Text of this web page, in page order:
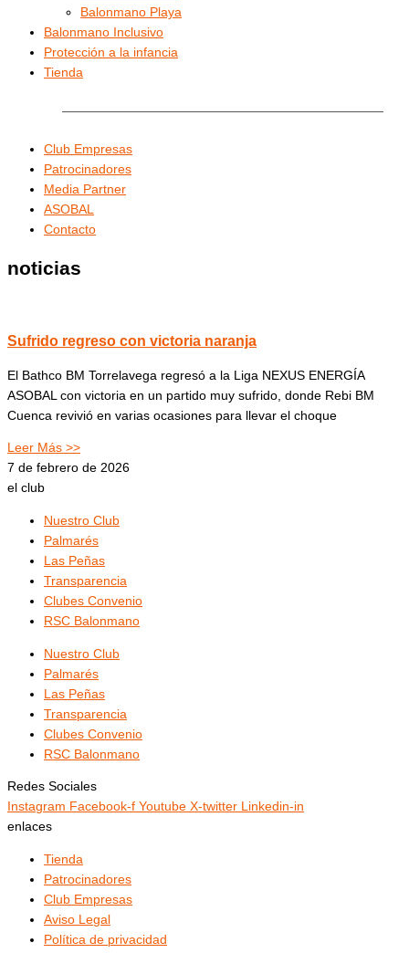
Balonmano Playa
Balonmano Inclusivo
Protección a la infancia
Tienda
Club Empresas
Patrocinadores
Media Partner
ASOBAL
Contacto
noticias
Sufrido regreso con victoria naranja
El Bathco BM Torrelavega regresó a la Liga NEXUS ENERGÍA
ASOBAL con victoria en un partido muy sufrido, donde Rebi BM
Cuenca revivió en varias ocasiones para llevar el choque
Leer Más >>
7 de febrero de 2026
el club
Nuestro Club
Palmarés
Las Peñas
Transparencia
Clubes Convenio
RSC Balonmano
Nuestro Club
Palmarés
Las Peñas
Transparencia
Clubes Convenio
RSC Balonmano
Redes Sociales
Instagram Facebook-f Youtube X-twitter Linkedin-in
enlaces
Tienda
Patrocinadores
Club Empresas
Aviso Legal
Política de privacidad